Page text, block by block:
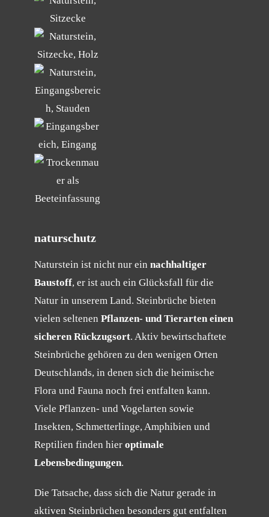
naturschutz
Naturstein ist nicht nur einnachhaltiger
Baustoff, er ist auch ein Glücksfall für die
Natur in unserem Land. Steinbrüche bieten
vielen seltenenPflanzen- und Tierarten einen
sicheren Rückzugsort. Aktiv bewirtschaftete
Steinbrüche gehören zu den wenigen Orten
Deutschlands, in denen sich die heimische
Flora und Fauna noch frei entfalten kann.
Viele Pflanzen- und Vogelarten sowie
Insekten, Schmetterlinge, Amphibien und
Reptilien finden hieroptimale
Lebensbedingungen.
Die Tatsache, dass sich die Natur gerade in
aktiven Steinbrüchen besonders gut entfalten